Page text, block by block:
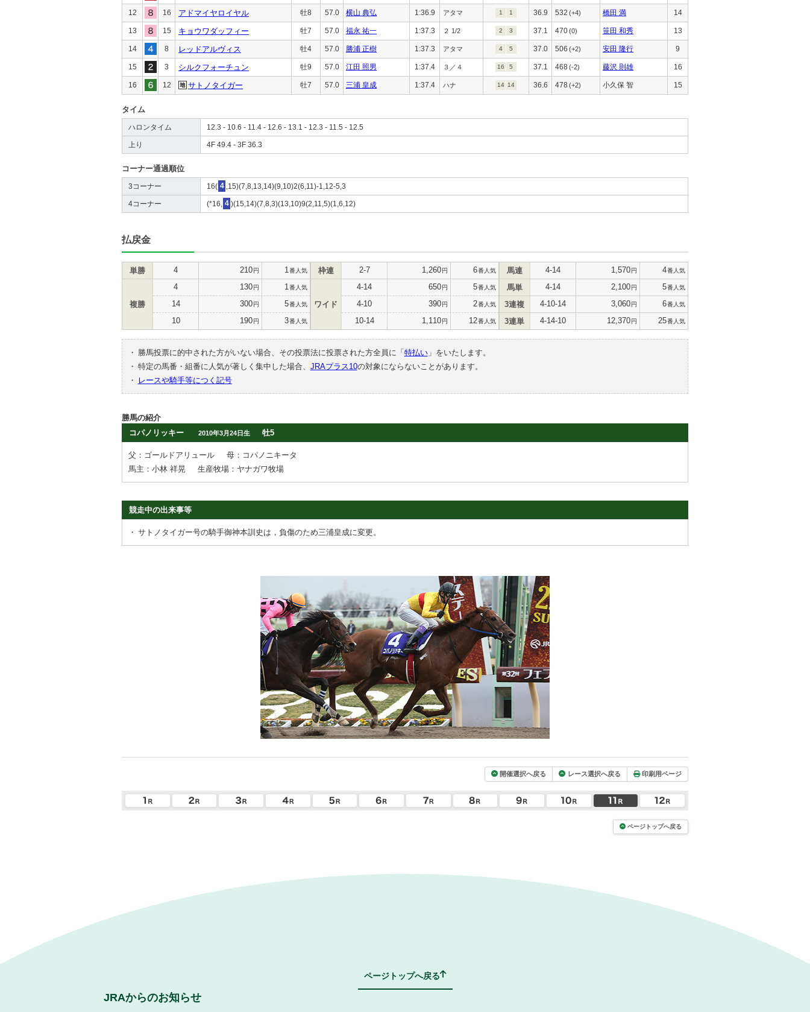
12 16 アドマイヤロイヤル 牡8 57.0 横山 典弘 1:36.9 アタマ 1 1 36.9 532 (+4) 橋田 満 14
13 15 キョウワダッフィー 牡7 57.0 福永 祐一 1:37.3 ２ 1/2 2 3 37.1 470(0) 笹田 和秀 13
14 8 レッドアルヴィス 牡4 57.0 勝浦 正樹 1:37.3 アタマ 4 5 37.0 506 (+2) 安田 隆行 9
15 3 シルクフォーチュン 牡9 57.0 江田 照男 1:37.4 ３／４ 16 5 37.1 468(-2) 藤沢 則雄 16
16 12 サトノタイガー 牡7 57.0 三浦 皇成 1:37.4 ハナ 14 14 36.6 478 (+2) 小久保 智 15
タイム
ハロンタイム 12.3 - 10.6 - 11.4 - 12.6 - 13.1 - 12.3 - 11.5 - 12.5
上り 4F 49.4 - 3F 36.3
コーナー通過順位
3コーナー 16( 4 ,15)(7,8,13,14)(9,10)2(6,11)-1,12-5,3
4コーナー (*16, 4 )(15,14)(7,8,3)(13,10)9(2,11,5)(1,6,12)
払戻金
単勝 4 210円 1 番人気
複勝
4 130円 1 番人気
14 300円 5番人気
10 190円 3番人気
枠連 2-7 1,260円 6番人気
ワイド
4-14 650円 5番人気
4-10 390円 2番人気
10-14 1,110円 12番人気
馬連 4-14 1,570円 4番人気
馬単 4-14 2,100円 5番人気
3連複 4-10-14 3,060円 6番人気
3連単 4-14-10 12,370円 25番人気
・ 勝馬投票に的中された方がいない場合、その投票法に投票された方全員に「 特払い」をいたします。
・ 特定の馬番・組番に人気が著しく集中した場合、 JRAプラス10の対象にならないことがあります。
・
レースや騎手等につく記号
勝馬の紹介
コパノリッキー
2010年3月24日生 牡5
父：ゴールドアリュール
母：コパノニキータ
馬主：小林 祥晃
生産牧場：ヤナガワ牧場
競走中の出来事等
・ サトノタイガー号の騎手御神本訓史は，負傷のため三浦皇成に変更。
開催選択へ戻る レース選択へ戻る 印刷用ページ
ページトップへ戻る
ページトップへ戻る
JRAからのお知らせ